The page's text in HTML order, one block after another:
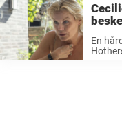
hun
En